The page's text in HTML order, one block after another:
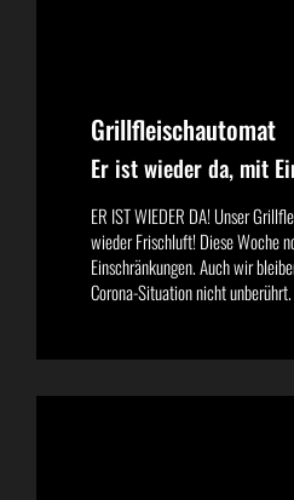
Grillfleischautomat
Er ist wieder da, mit
ER IST WIEDER DA! Unser
wieder Frischluft! Diese Woche
Einschränkungen. Auch wir
Corona-Situation nicht